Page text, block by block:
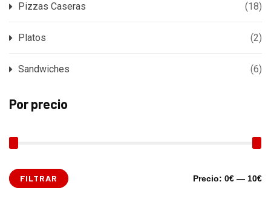
Pizzas Caseras (18)
Platos (2)
Sandwiches (6)
Por precio
FILTRAR Precio: 0€ — 10€